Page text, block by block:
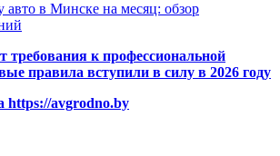
авто в Минске на месяц: обзор
требования к профессиональной
правила вступили в силу в 2026 году
https://avgrodno.by